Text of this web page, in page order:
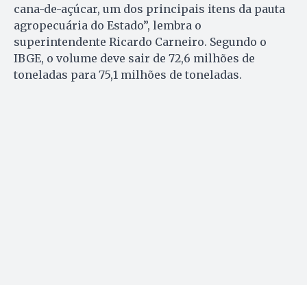
cana-de-açúcar, um dos principais itens da pauta
agropecuária do Estado”, lembra o
superintendente Ricardo Carneiro. Segundo o
IBGE, o volume deve sair de 72,6 milhões de
toneladas para 75,1 milhões de toneladas.